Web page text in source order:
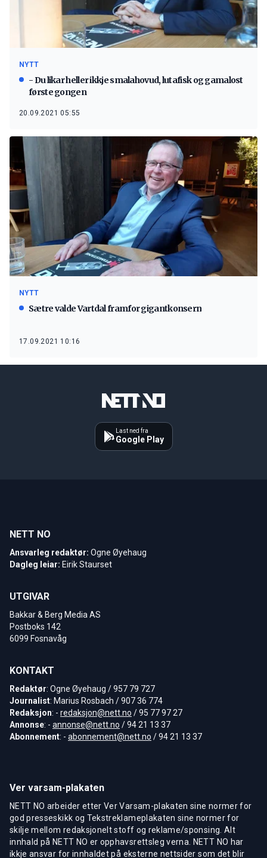
NYTT
- Du likar heller ikkje smalahovud, lutafisk og gamalost
første gongen
20.09.2021 05:55
NYTT
Sætre valde Vartdal framfor gigantkonsern
17.09.2021 10:16
Last ned fra
Google Play
NETT NO
Ansvarleg redaktør: Ogne Øyehaug
Dagleg leiar: Eirik Staurset
UTGIVAR
Bakkar & Berg Media AS
Postboks 142
6099 Fosnavåg
KONTAKT
Redaktør: Ogne Øyehaug / 957 79 727
Journalist: Marius Rosbach / 907 36 774
Redaksjon: - redaksjon@nett.no / 95 77 97 27
Annonse: - annonse@nett.no / 94 21 13 37
Abonnement: - abonnement@nett.no / 94 21 13 37
Ver varsam-plakaten
NETT NO arbeider etter Ver Varsam-plakaten sine normer for
god presseskikk og Tekstreklameplakaten sine normer for
skilje mellom redaksjonelt stoff og reklame/sponsing. Alt
innhald på NETT NO er opphavsrettsleg verna. NETT NO har
ikkje ansvar for innhaldet på eksterne nettsider som det blir